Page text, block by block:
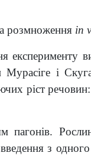
розмноження in
експерименту
Мурасіге і
ріст
пагонів.
з